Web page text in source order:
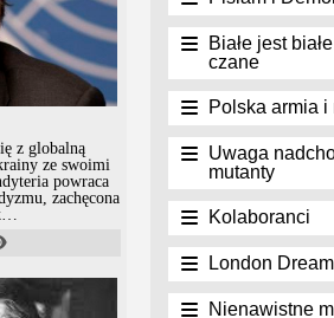
z globalną
ze swoimi
powraca
zachęcona
wobec
w
bez
około 80
Białe jest
czane
Polska armia i
Uwaga
mutanty
Kolaboranci
London Dream
Nienawistne